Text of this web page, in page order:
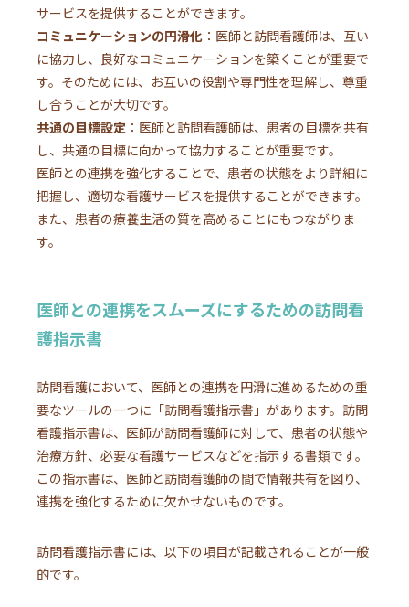
サービスを提供することができます。
コミュニケーションの円滑化 ：医師と訪問看護師は、互い
に協力し、良好なコミュニケーションを築くことが重要で
す。そのためには、お互いの役割や専門性を理解し、尊重
し合うことが大切です。
共通の目標設定 ：医師と訪問看護師は、患者の目標を共有
し、共通の目標に向かって協力することが重要です。
医師との連携を強化することで、患者の状態をより詳細に
把握し、適切な看護サービスを提供することができます。
また、患者の療養生活の質を高めることにもつながりま
す。
医師との連携をスムーズにするための訪問看
護指示書
訪問看護において、医師との連携を円滑に進めるための重
要なツールの一つに「訪問看護指示書」があります。訪問
看護指示書は、医師が訪問看護師に対して、患者の状態や
治療方針、必要な看護サービスなどを指示する書類です。
この指示書は、医師と訪問看護師の間で情報共有を図り、
連携を強化するために欠かせないものです。
訪問看護指示書には、以下の項目が記載されることが一般
的です。